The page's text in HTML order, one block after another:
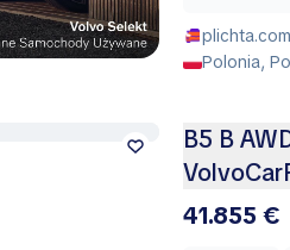
Polonia,
B5 B
41.855 €